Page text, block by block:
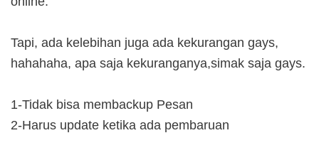
Tapi, ada kelebihan juga ada kekurangan gays,
hahahaha, apa saja kekuranganya,simak saja gays.
1-Tidak bisa membackup Pesan
2-Harus update ketika ada pembaruan